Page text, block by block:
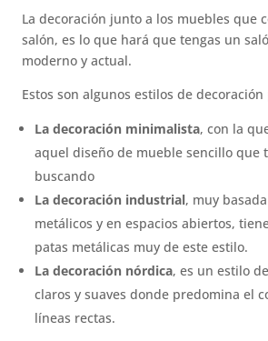
La decoración junto a los muebles que
salón, es lo que hará que tengas un
moderno y actual.
Estos son algunos estilos de
La decoración minimalista, con la
aquel diseño de mueble sencillo que
buscando
La decoración industrial, muy
metálicos y en espacios abiertos,
patas metálicas muy de este estilo.
La decoración nórdica, es un estilo
claros y suaves donde predomina el
líneas rectas.